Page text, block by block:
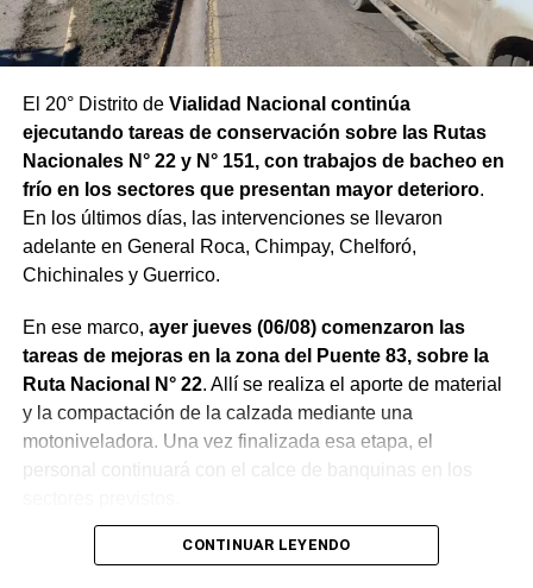
El 20° Distrito de Vialidad Nacional continúa
ejecutando tareas de conservación sobre las Rutas
Nacionales N° 22 y N° 151, con trabajos de bacheo en
frío en los sectores que presentan mayor deterioro.
En los últimos días, las intervenciones se llevaron
adelante en General Roca, Chimpay, Chelforó,
Chichinales y Guerrico.
En ese marco, ayer jueves (06/08) comenzaron las
tareas de mejoras en la zona del Puente 83, sobre la
Ruta Nacional N° 22. Allí se realiza el aporte de material
y la compactación de la calzada mediante una
motoniveladora. Una vez finalizada esa etapa, el
personal continuará con el calce de banquinas en los
CONTINUAR LEYENDO